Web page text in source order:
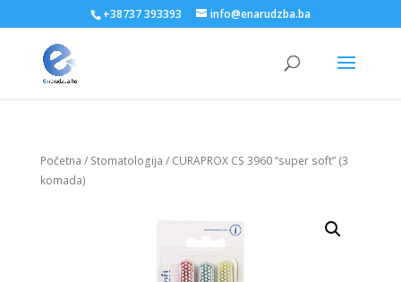
+38737 393393 info@enarudzba.ba
Početna / Stomatologija / CURAPROX CS 3960 “super soft” (3
komada)